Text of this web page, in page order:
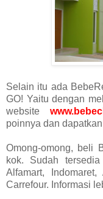
Selain itu ada
GO! Yaitu dengan
website
poinnya dan
Omong-omong, beli
kok. Sudah
Alfamart,
Carrefour. Informasi